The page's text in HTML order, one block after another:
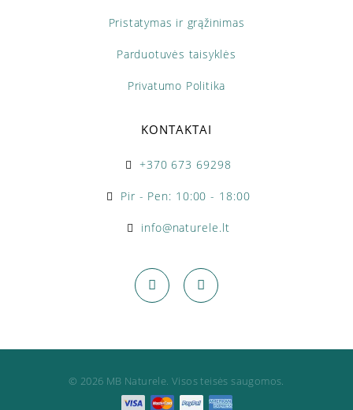
Pristatymas ir grąžinimas
Parduotuvės taisyklės
Privatumo Politika
KONTAKTAI
+370 673 69298
Pir - Pen: 10:00 - 18:00
info@naturele.lt
© 2026 MB Naturele. Visos teisės saugomos.